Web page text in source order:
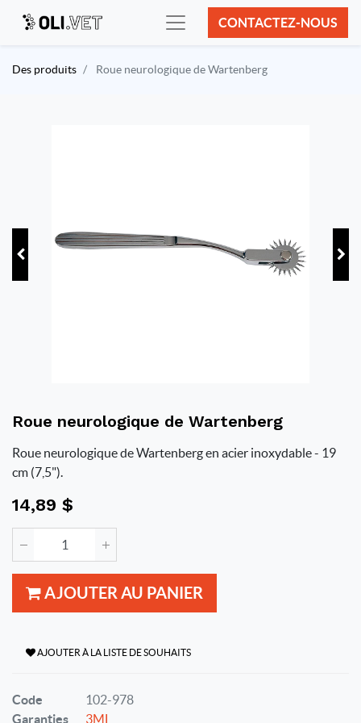
CONTACTEZ-NOUS
Des produits Roue neurologique de Wartenberg
Roue neurologique de Wartenberg
Roue neurologique de Wartenberg en acier inoxydable - 19
cm (7,5").
14,89 $
AJOUTER AU PANIER
AJOUTER À LA LISTE DE SOUHAITS
Code
102-978
Garanties
3ML